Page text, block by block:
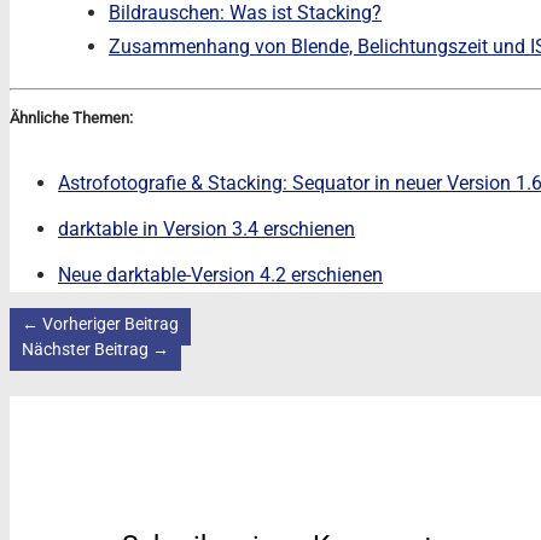
Bildrauschen: Was ist Stacking?
Zusammenhang von Blende, Belichtungszeit und
Ähnliche Themen:
Astrofotografie & Stacking: Sequator in neuer Version
darktable in Version 3.4 erschienen
Neue darktable-Version 4.2 erschienen
← Vorheriger Beitrag
Nächster Beitrag →